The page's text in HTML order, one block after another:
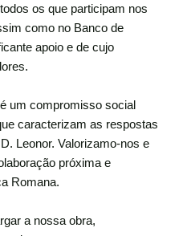
os que participam nos
como no Banco de
apoio e de cujo
um compromisso social
caracterizam as respostas
Leonor. Valorizamo-nos e
próxima e
Romana.
a nossa obra,